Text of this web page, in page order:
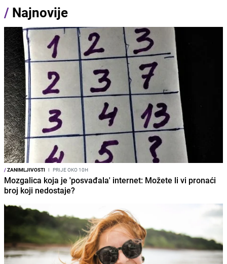
/ Najnovije
/ZANIMLJIVOSTI I PRIJE OKO 10H
Mozgalica koja je 'posvađala' internet: Možete li vi pronaći
broj koji nedostaje?